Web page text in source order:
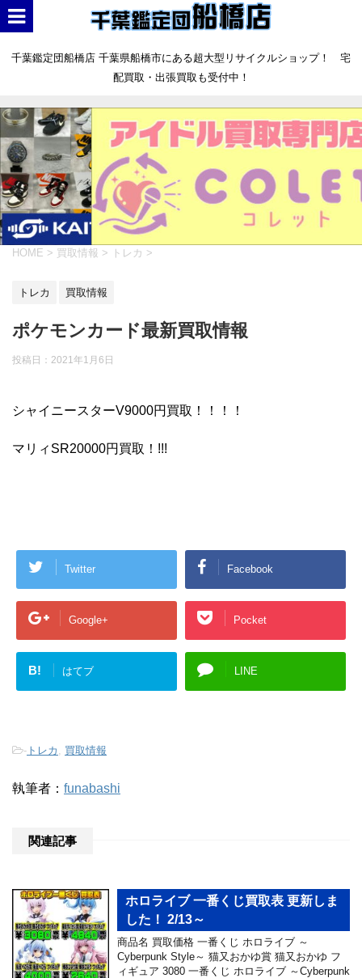
千葉鑑定団船橋店 千葉県船橋市にある超大型リサイクルショップ！ 宅
配買取・出張買取も受付中！
HOME > 買取情報 > トレカ >
トレカ 買取情報
ポケモンカード最新買取情報
投稿日： 2021年1月6日
シャイニースターV9000円買取！！！！
マリィSR20000円買取！!!!
Twitter Facebook
Google+ Pocket
B! はてブ LINE
- トレカ 買取情報
執筆者： funabashi
関連記事
ホロライブ 一番くじ買取表 更新しま
した！ 2/13～
商品名 買取価格 一番くじ ホロライブ ～
Cyberpunk Style～ 猫又おかゆ賞 猫又おかゆ フ
ィギュア 3080 一番くじ ホロライブ ～Cyberpunk